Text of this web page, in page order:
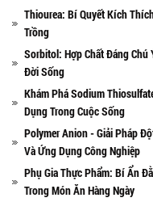
Thiourea: Bí Quyết Kích
Trồng
Sorbitol: Hợp Chất Đáng Chú
Đời Sống
Khám Phá Sodium
Dụng Trong Cuộc Sống
Polymer Anion - Giải Pháp
Và Ứng Dụng Công Nghiệp
Phụ Gia Thực Phẩm: Bí Ẩn
Trong Món Ăn Hàng Ngày